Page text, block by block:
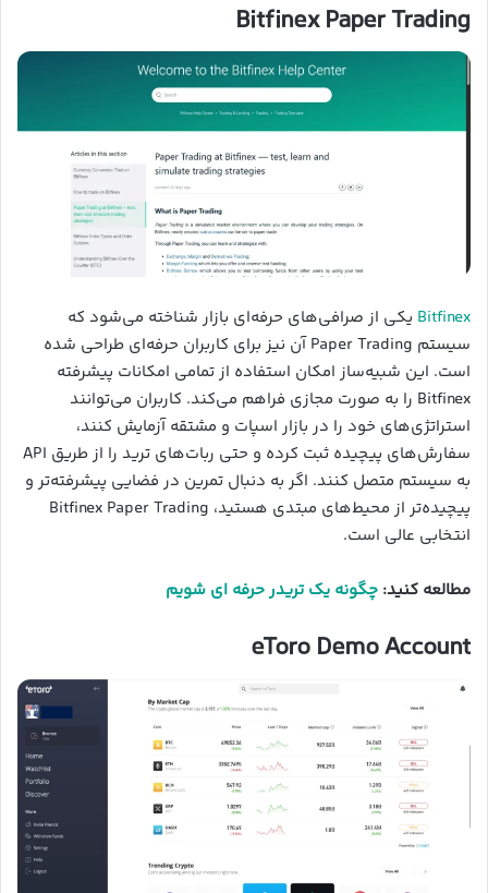
Bitfinex Paper Trading
Bitfinex یکی از صرافی‌های حرفه‌ای بازار شناخته می‌شود که
سیستم Paper Trading آن نیز برای کاربران حرفه‌ای طراحی شده
است. این شبیه‌ساز امکان استفاده از تمامی امکانات پیشرفته
Bitfinex را به صورت مجازی فراهم می‌کند. کاربران می‌توانند
استراتژی‌های خود را در بازار اسپات و مشتقه آزمایش کنند،
سفارش‌های پیچیده ثبت کرده و حتی ربات‌های ترید را از طریق API
به سیستم متصل کنند. اگر به دنبال تمرین در فضایی پیشرفته‌تر و
پیچیده‌تر از محیط‌های مبتدی هستید، Bitfinex Paper Trading
انتخابی عالی است.
مطالعه کنید: چگونه یک تریدر حرفه ای شویم
eToro Demo Account